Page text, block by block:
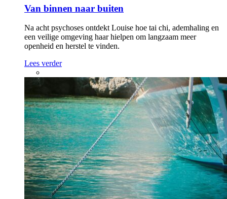
Van binnen naar buiten
Na acht psychoses ontdekt Louise hoe tai chi, ademhaling en
een veilige omgeving haar hielpen om langzaam meer
openheid en herstel te vinden.
Lees verder